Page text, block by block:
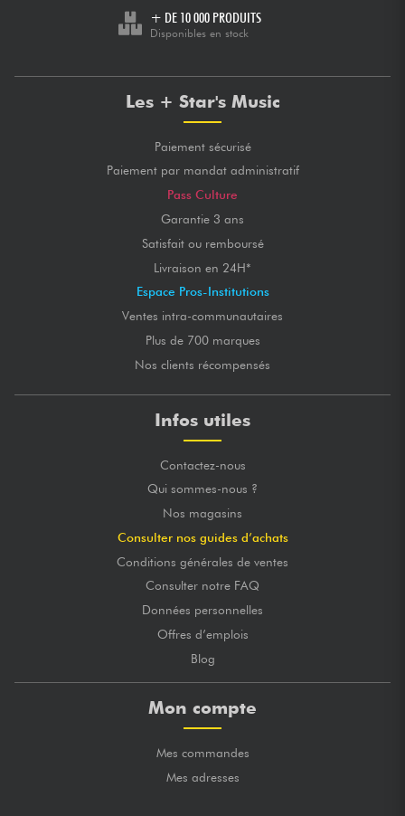
+ DE 10 000 PRODUITS
Disponibles en stock
Les + Star's Music
Paiement sécurisé
Paiement par mandat administratif
Pass Culture
Garantie 3 ans
Satisfait ou remboursé
Livraison en 24H*
Espace Pros-Institutions
Ventes intra-communautaires
Plus de 700 marques
Nos clients récompensés
Infos utiles
Contactez-nous
Qui sommes-nous ?
Nos magasins
Consulter nos guides d’achats
Conditions générales de ventes
Consulter notre FAQ
Données personnelles
Offres d’emplois
Blog
Mon compte
Mes commandes
Mes adresses